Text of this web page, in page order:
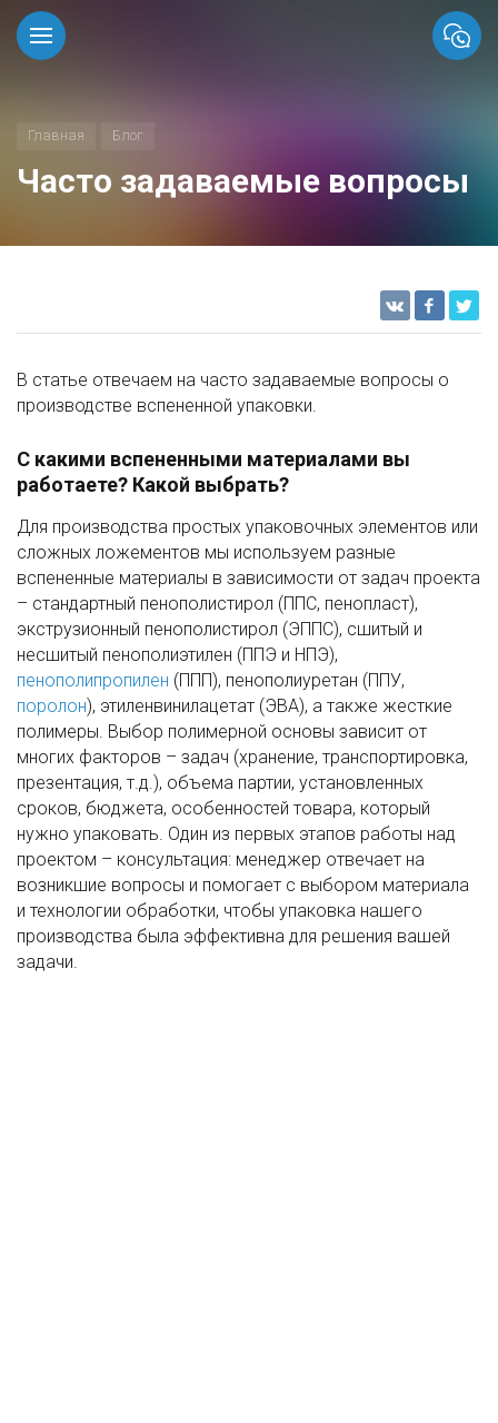
Главная Блог
Часто задаваемые вопросы
В статье отвечаем на часто задаваемые вопросы о
производстве вспененной упаковки.
С какими вспененными материалами вы
работаете? Какой выбрать?
Для производства простых упаковочных элементов или
сложных ложементов мы используем разные
вспененные материалы в зависимости от задач проекта
– стандартный пенополистирол (ППС, пенопласт),
экструзионный пенополистирол (ЭППС), сшитый и
несшитый пенополиэтилен (ППЭ и НПЭ),
пенополипропилен (ППП), пенополиуретан (ППУ,
поролон), этиленвинилацетат (ЭВА), а также жесткие
полимеры. Выбор полимерной основы зависит от
многих факторов – задач (хранение, транспортировка,
презентация, т.д.), объема партии, установленных
сроков, бюджета, особенностей товара, который
нужно упаковать. Один из первых этапов работы над
проектом – консультация: менеджер отвечает на
возникшие вопросы и помогает с выбором материала
и технологии обработки, чтобы упаковка нашего
производства была эффективна для решения вашей
задачи.